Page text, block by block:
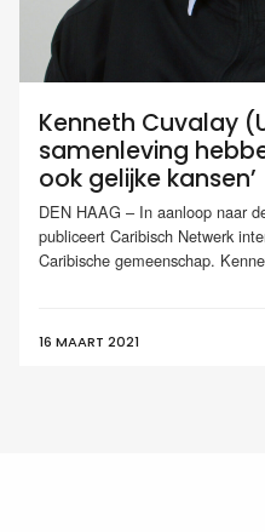
Kenneth Cuvalay
samenleving
ook gelijke kansen’
DEN HAAG – In aanloop naar
publiceert Caribisch Netwerk
Caribische gemeenschap.
16 MAART 2021